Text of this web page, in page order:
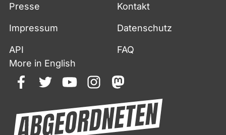
Presse Kontakt
Impressum Datenschutz
API
FAQ
More in English
facebooktwitteryoutubeinstagrammastodon